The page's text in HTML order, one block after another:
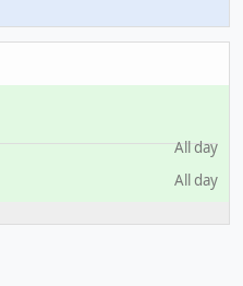
All day
All day